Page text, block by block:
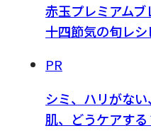
赤玉プレミアム
十四節気の旬レ
PR
シミ、ハリがな
肌、どうケアする